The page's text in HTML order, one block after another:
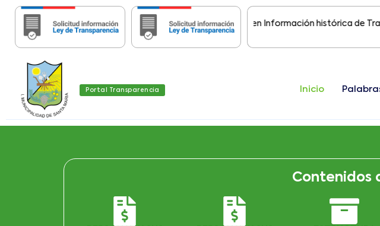
Importante: Estas páginas contienen Información histórica de
Portal Transparencia Inicio
Contenidos